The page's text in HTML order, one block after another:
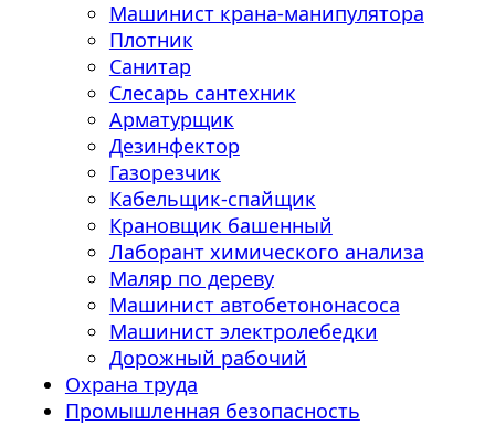
Машинист крана-манипулятора
Плотник
Санитар
Слесарь сантехник
Арматурщик
Дезинфектор
Газорезчик
Кабельщик-спайщик
Крановщик башенный
Лаборант химического анализа
Маляр по дереву
Машинист автобетононасоса
Машинист электролебедки
Дорожный рабочий
Охрана труда
Промышленная безопасность